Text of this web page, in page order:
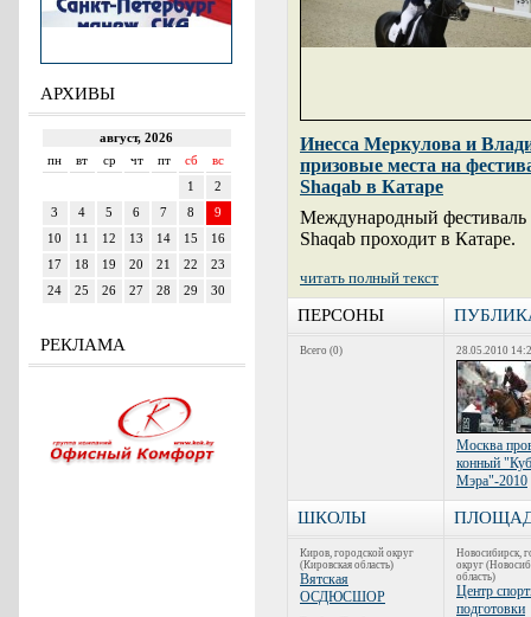
АРХИВЫ
РЕКЛАМА
Инесса Меркулова и
призовые места на
Shaqab в Катаре
Международный фестиваль
Shaqab проходит в Катаре.
читать полный текст
ПЕРСОНЫ
Всего (0) 28.05.2010
Москва
конный
Мэра"-2010
ШКОЛЫ
Киров, городской округ
(Кировская область)
Вятская
ОСДЮСШОР
Новосибирск,
округ
область)
Центр
подготовки